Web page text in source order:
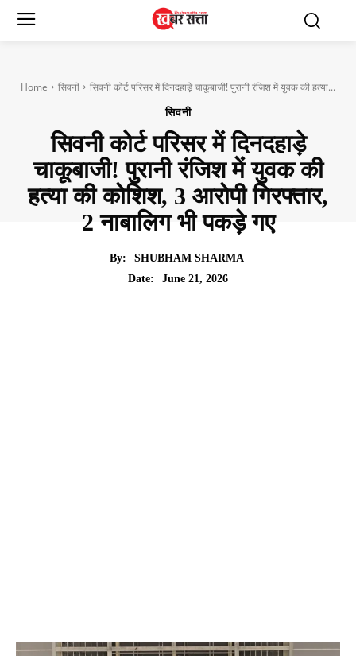
Home सिवनी सिवनी कोर्ट परिसर में दिनदहाड़े चाकूबाजी! पुरानी रंजिश में युवक की हत्या...
सिवनी
सिवनी कोर्ट परिसर में दिनदहाड़े
चाकूबाजी! पुरानी रंजिश में युवक की
हत्या की कोशिश, 3 आरोपी गिरफ्तार,
2 नाबालिग भी पकड़े गए
By:
SHUBHAM SHARMA
Date:
June 21, 2026